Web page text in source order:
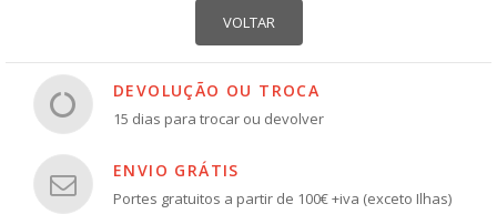
DEVOLUÇÃO OU TROCA
15 dias para trocar ou devolver
ENVIO GRÁTIS
Portes gratuitos a partir de 100€ +iva (exceto Ilhas)